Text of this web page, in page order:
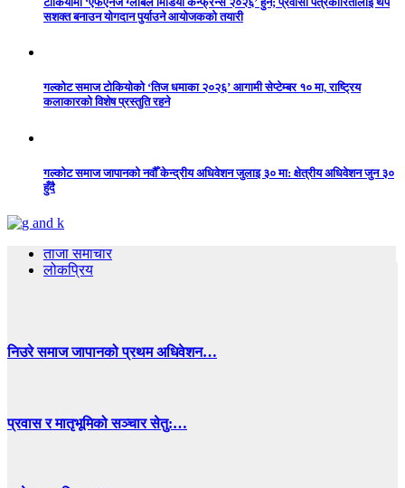
सशक्त बनाउन योगदान पुर्याउने आयोजकको तयारी
गल्कोट समाज टोकियोको ‘तिज धमाका २०२६’ आगामी सेप्टेम्बर १० मा, राष्ट्रिय
कलाकारको विशेष प्रस्तुति रहने
गल्कोट समाज जापानको नवौँ केन्द्रीय अधिवेशन जुलाइ ३० मा: क्षेत्रीय अधिवेशन जुन ३०
हुँदै
ताजा समाचार
लोकप्रिय
निउरे समाज जापानको प्रथम अधिवेशन…
प्रवास र मातृभूमिको सञ्चार सेतु:…